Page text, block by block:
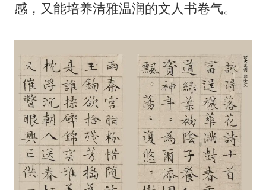
感，又能培养清雅温润的文人书卷气。